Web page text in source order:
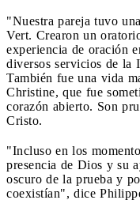
"Nuestra pareja tuvo
Vert. Crearon un
experiencia de oración
diversos servicios de la
También fue una vida
Christine, que fue
corazón abierto. Son
Cristo.
"Incluso en los
presencia de Dios y su
oscuro de la prueba y
coexistían", dice